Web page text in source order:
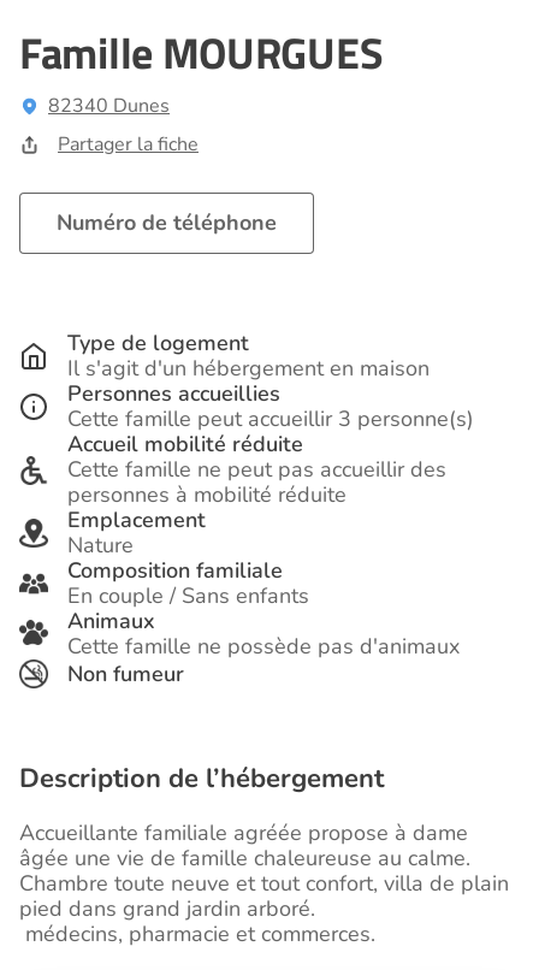
Famille MOURGUES
82340 Dunes
Partager la fiche
Numéro de téléphone
Type de logement
Il s'agit d'un hébergement en maison
Personnes accueillies
Cette famille peut accueillir 3 personne(s)
Accueil mobilité réduite
Cette famille ne peut pas accueillir des
personnes à mobilité réduite
Emplacement
Nature
Composition familiale
En couple / Sans enfants
Animaux
Cette famille ne possède pas d'animaux
Non fumeur
Description de l’hébergement
Accueillante familiale agréée propose à dame
âgée une vie de famille chaleureuse au calme.
Chambre toute neuve et tout confort, villa de plain
pied dans grand jardin arboré.
médecins, pharmacie et commerces.